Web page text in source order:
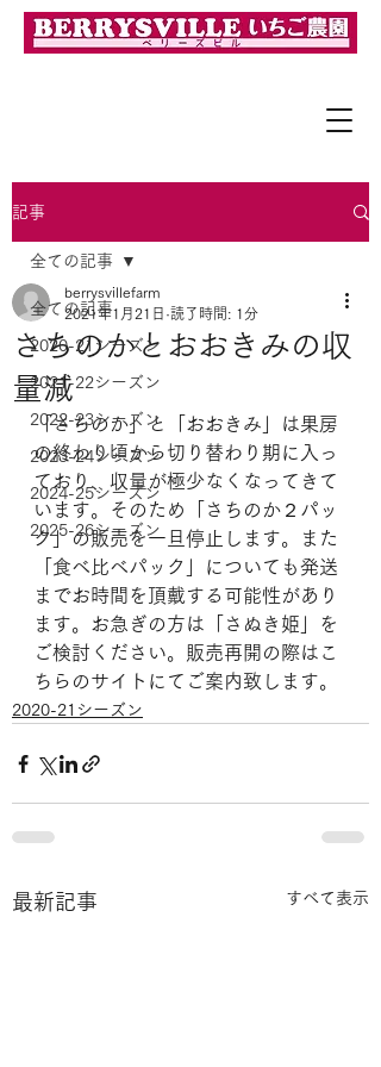
記事
全ての記事
2020-21シーズン
2021-22シーズン
2022-23シーズン
2023-24シーズン
2024-25シーズン
2025-26シーズン
全ての記事
さちのかとおおきみの収
量減
berrysvillefarm
2021年1月21日 読了時間: 1分
「さちのか」と「おおきみ」は果房
の終わり頃から切り替わり期に入っ
ており、収量が極少なくなってきて
います。そのため「さちのか２パッ
ク」の販売を一旦停止します。また
「食べ比べパック」についても発送
までお時間を頂戴する可能性があり
ます。お急ぎの方は「さぬき姫」を
ご検討ください。販売再開の際はこ
ちらのサイトにてご案内致します。
2020-21シーズン
最新記事 すべて表示